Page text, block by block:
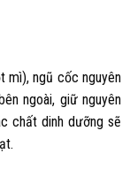
mì), ngũ cốc nguyên
ngoài, giữ nguyên
chất dinh dưỡng sẽ